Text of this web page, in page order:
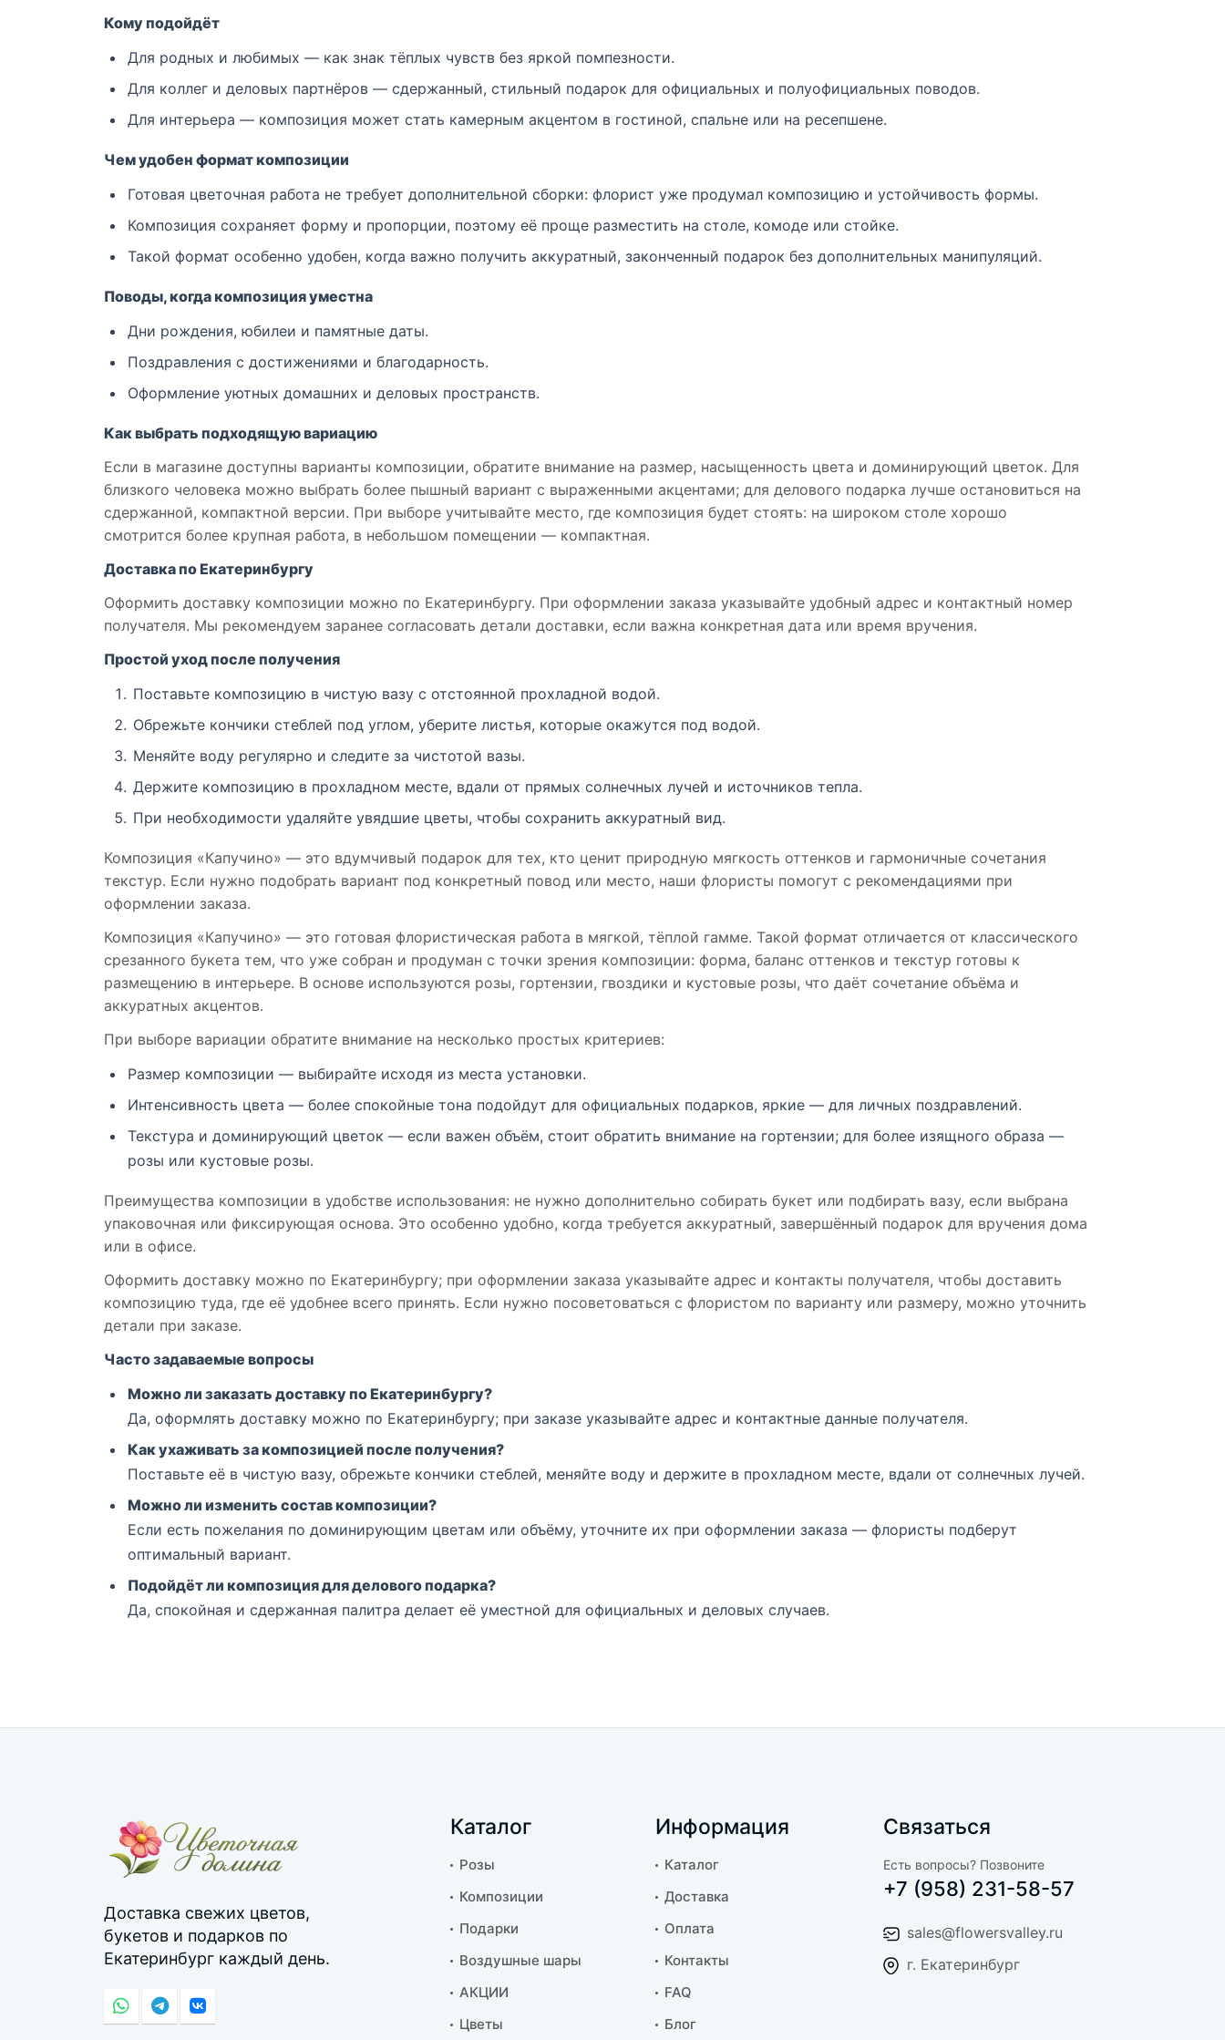
Кому подойдёт
Для родных и любимых — как знак тёплых чувств без яркой помпезности.
Для коллег и деловых партнёров — сдержанный, стильный подарок для официальных и полуофициальных поводов.
Для интерьера — композиция может стать камерным акцентом в гостиной, спальне или на ресепшене.
Чем удобен формат композиции
Готовая цветочная работа не требует дополнительной сборки: флорист уже продумал композицию и устойчивость формы.
Композиция сохраняет форму и пропорции, поэтому её проще разместить на столе, комоде или стойке.
Такой формат особенно удобен, когда важно получить аккуратный, законченный подарок без дополнительных манипуляций.
Поводы, когда композиция уместна
Дни рождения, юбилеи и памятные даты.
Поздравления с достижениями и благодарность.
Оформление уютных домашних и деловых пространств.
Как выбрать подходящую вариацию
Если в магазине доступны варианты композиции, обратите внимание на размер, насыщенность цвета и доминирующий цветок. Для
близкого человека можно выбрать более пышный вариант с выраженными акцентами; для делового подарка лучше остановиться на
сдержанной, компактной версии. При выборе учитывайте место, где композиция будет стоять: на широком столе хорошо
смотрится более крупная работа, в небольшом помещении — компактная.
Доставка по Екатеринбургу
Оформить доставку композиции можно по Екатеринбургу. При оформлении заказа указывайте удобный адрес и контактный номер
получателя. Мы рекомендуем заранее согласовать детали доставки, если важна конкретная дата или время вручения.
Простой уход после получения
Поставьте композицию в чистую вазу с отстоянной прохладной водой.
Обрежьте кончики стеблей под углом, уберите листья, которые окажутся под водой.
Меняйте воду регулярно и следите за чистотой вазы.
Держите композицию в прохладном месте, вдали от прямых солнечных лучей и источников тепла.
При необходимости удаляйте увядшие цветы, чтобы сохранить аккуратный вид.
Композиция «Капучино» — это вдумчивый подарок для тех, кто ценит природную мягкость оттенков и гармоничные сочетания
текстур. Если нужно подобрать вариант под конкретный повод или место, наши флористы помогут с рекомендациями при
оформлении заказа.
Композиция «Капучино» — это готовая флористическая работа в мягкой, тёплой гамме. Такой формат отличается от классического
срезанного букета тем, что уже собран и продуман с точки зрения композиции: форма, баланс оттенков и текстур готовы к
размещению в интерьере. В основе используются розы, гортензии, гвоздики и кустовые розы, что даёт сочетание объёма и
аккуратных акцентов.
При выборе вариации обратите внимание на несколько простых критериев:
Размер композиции — выбирайте исходя из места установки.
Интенсивность цвета — более спокойные тона подойдут для официальных подарков, яркие — для личных поздравлений.
Текстура и доминирующий цветок — если важен объём, стоит обратить внимание на гортензии; для более изящного образа —
розы или кустовые розы.
Преимущества композиции в удобстве использования: не нужно дополнительно собирать букет или подбирать вазу, если выбрана
упаковочная или фиксирующая основа. Это особенно удобно, когда требуется аккуратный, завершённый подарок для вручения дома
или в офисе.
Оформить доставку можно по Екатеринбургу; при оформлении заказа указывайте адрес и контакты получателя, чтобы доставить
композицию туда, где её удобнее всего принять. Если нужно посоветоваться с флористом по варианту или размеру, можно уточнить
детали при заказе.
Часто задаваемые вопросы
Можно ли заказать доставку по Екатеринбургу?
Да, оформлять доставку можно по Екатеринбургу; при заказе указывайте адрес и контактные данные получателя.
Как ухаживать за композицией после получения?
Поставьте её в чистую вазу, обрежьте кончики стеблей, меняйте воду и держите в прохладном месте, вдали от солнечных лучей.
Можно ли изменить состав композиции?
Если есть пожелания по доминирующим цветам или объёму, уточните их при оформлении заказа — флористы подберут
оптимальный вариант.
Подойдёт ли композиция для делового подарка?
Да, спокойная и сдержанная палитра делает её уместной для официальных и деловых случаев.
Доставка свежих цветов,
букетов и подарков по
Екатеринбург каждый день.
Каталог
Розы
Композиции
Подарки
Воздушные шары
АКЦИИ
Цветы
Информация
Каталог
Доставка
Оплата
Контакты
FAQ
Блог
Связаться
Есть вопросы? Позвоните
+7 (958) 231-58-57
sales@flowersvalley.ru
г. Екатеринбург